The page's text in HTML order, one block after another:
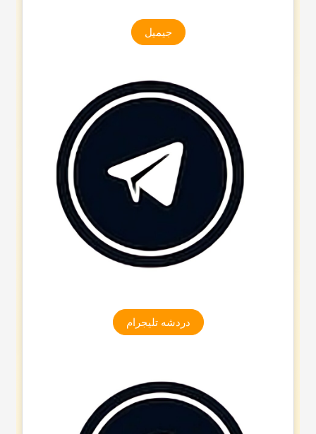
جیمیل
دردشه تلیجرام